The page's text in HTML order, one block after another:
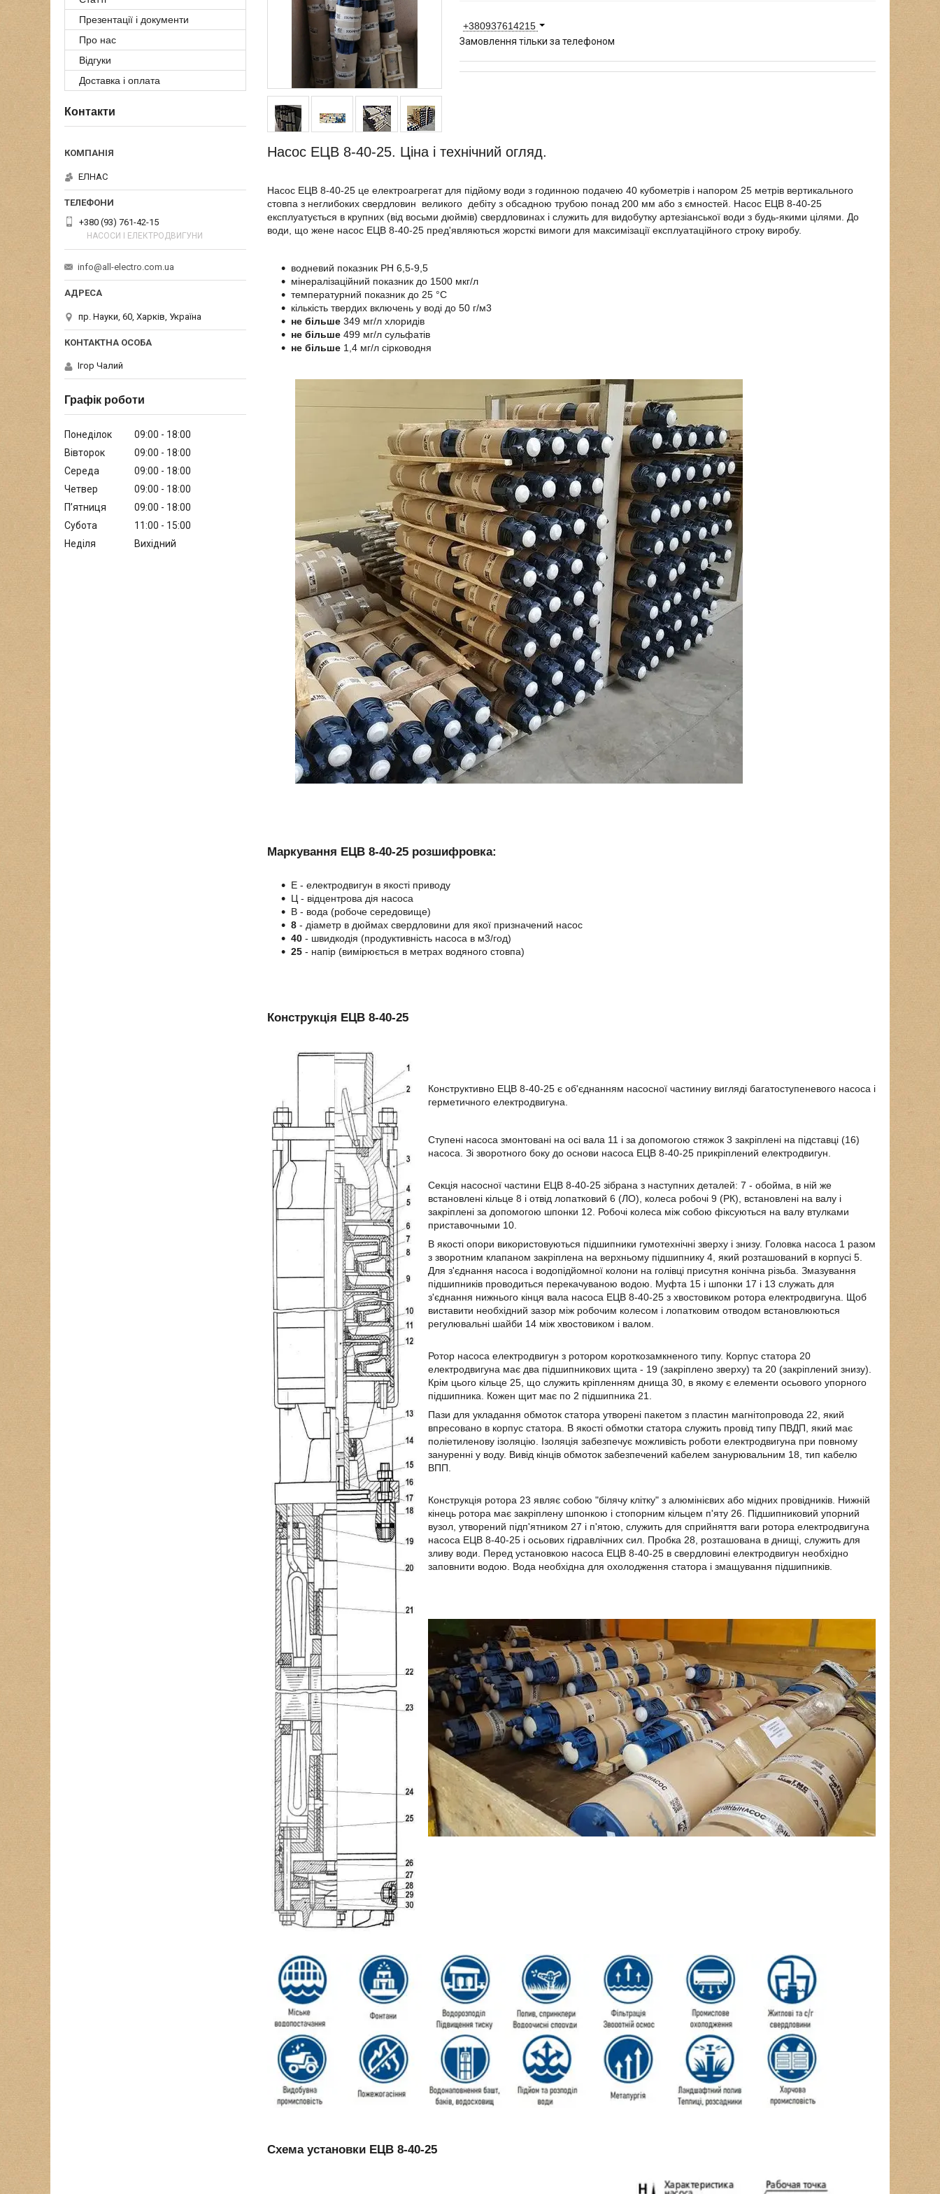
+380937614215
Замовлення тільки за телефоном
Насос ЕЦВ 8-40-25. Ціна і технічний огляд.
Насос ЕЦВ 8-40-25 це електроагрегат для підйому води з годинною подачею 40 кубометрів і напором 25 метрів вертикального
стовпа з неглибоких свердловин великого дебіту з обсадною трубою понад 200 мм або з ємностей. Насос ЕЦВ 8-40-25
експлуатується в крупних (від восьми дюймів) свердловинах і служить для видобутку артезіанської води з будь-якими цілями. До
води, що жене насос ЕЦВ 8-40-25 пред'являються жорсткі вимоги для максимізації експлуатаційного строку виробу.
водневий показник PH 6,5-9,5
мінералізаційний показник до 1500 мкг/л
температурний показник до 25 °C
кількість твердих включень у воді до 50 г/м3
не більше 349 мг/л хлоридів
не більше 499 мг/л сульфатів
не більше 1,4 мг/л сірководня
Маркування ЕЦВ 8-40-25 розшифровка:
Е - електродвигун в якості приводу
Ц - відцентрова дія насоса
В - вода (робоче середовище)
8 - діаметр в дюймах свердловини для якої призначений насос
40 - швидкодія (продуктивність насоса в м3/год)
25 - напір (вимірюється в метрах водяного стовпа)
Конструкція ЕЦВ 8-40-25
Конструктивно ЕЦВ 8-40-25 є об'єднанням насосної частиниу вигляді багатоступеневого насоса і
герметичного електродвигуна.
Ступені насоса змонтовані на осі вала 11 і за допомогою стяжок 3 закріплені на підставці (16)
насоса. Зі зворотного боку до основи насоса ЕЦВ 8-40-25 прикріплений електродвигун.
Секція насосної частини ЕЦВ 8-40-25 зібрана з наступних деталей: 7 - обойма, в ній же
встановлені кільце 8 і отвід лопатковий 6 (ЛО), колеса робочі 9 (РК), встановлені на валу і
закріплені за допомогою шпонки 12. Робочі колеса між собою фіксуються на валу втулками
приставочными 10.
В якості опори використовуються підшипники гумотехнічні зверху і знизу. Головка насоса 1 разом
з зворотним клапаном закріплена на верхньому підшипнику 4, який розташований в корпусі 5.
Для з'єднання насоса і водопідйомної колони на голівці присутня конічна різьба. Змазування
підшипників проводиться перекачуваною водою. Муфта 15 і шпонки 17 і 13 служать для
з'єднання нижнього кінця вала насоса ЕЦВ 8-40-25 з хвостовиком ротора електродвигуна. Щоб
виставити необхідний зазор між робочим колесом і лопатковим отводом встановлюються
регулювальні шайби 14 між хвостовиком і валом.
Ротор насоса електродвигун з ротором короткозамкненого типу. Корпус статора 20
електродвигуна має два підшипникових щита - 19 (закріплено зверху) та 20 (закріплений знизу).
Крім цього кільце 25, що служить кріпленням днища 30, в якому є елементи осьового упорного
підшипника. Кожен щит має по 2 підшипника 21.
Пази для укладання обмоток статора утворені пакетом з пластин магнітопровода 22, який
впресовано в корпус статора. В якості обмотки статора служить провід типу ПВДП, який має
поліетиленову ізоляцію. Ізоляція забезпечує можливість роботи електродвигуна при повному
зануренні у воду. Вивід кінців обмоток забезпечений кабелем занурювальним 18, тип кабелю
ВПП.
Конструкція ротора 23 являє собою "білячу клітку" з алюмінієвих або мідних провідників. Нижній
кінець ротора має закріплену шпонкою і стопорним кільцем п'яту 26. Підшипниковий упорний
вузол, утворений підп'ятником 27 і п'ятою, служить для сприйняття ваги ротора електродвигуна
насоса ЕЦВ 8-40-25 і осьових гідравлічних сил. Пробка 28, розташована в днищі, служить для
зливу води. Перед установкою насоса ЕЦВ 8-40-25 в свердловині електродвигун необхідно
заповнити водою. Вода необхідна для охолодження статора і змащування підшипників.
Схема установки ЕЦВ 8-40-25
Презентації і документи
Про нас
Відгуки
Доставка і оплата
Контакти
ЕЛНАС
+380 (93) 761-42-15
НАСОСИ І ЕЛЕКТРОДВИГУНИ
info@all-electro.com.ua
пр. Науки, 60, Харків, Україна
Ігор Чалий
Графік роботи
Понеділок 09:00
18:00
Вівторок
09:00
18:00
Середа
09:00
18:00
Четвер
09:00
18:00
Пʼятниця
09:00
18:00
Субота
11:00
15:00
Неділя
Вихідний